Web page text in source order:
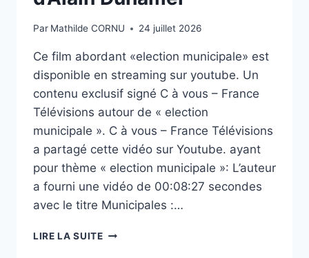
Par Mathilde CORNU 24 juillet 2026
Ce film abordant «election municipale» est
disponible en streaming sur youtube. Un
contenu exclusif signé C à vous – France
Télévisions autour de « election
municipale ». C à vous – France Télévisions
a partagé cette vidéo sur Youtube. ayant
pour thème « election municipale »: L’auteur
a fourni une vidéo de 00:08:27 secondes
avec le titre Municipales :…
LIRE LA SUITEELECTION